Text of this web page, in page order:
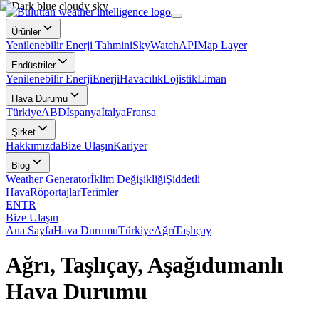
Ürünler
Yenilenebilir Enerji TahminiSkyWatchAPIMap Layer
Endüstriler
Yenilenebilir EnerjiEnerjiHavacılıkLojistikLiman
Hava Durumu
TürkiyeABDİspanyaİtalyaFransa
Şirket
HakkımızdaBize UlaşınKariyer
Blog
Weather Generatorİklim DeğişikliğiŞiddetli
HavaRöportajlarTerimler
ENTR
Bize Ulaşın
Ana SayfaHava DurumuTürkiyeAğrıTaşlıçay
Ağrı, Taşlıçay, Aşağıdumanlı
Hava Durumu